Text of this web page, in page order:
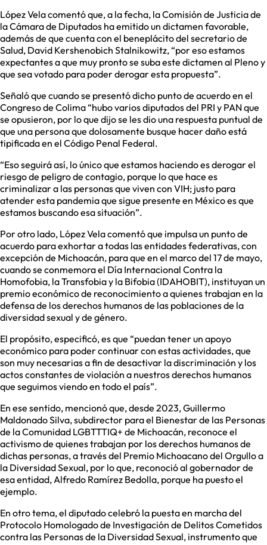
López Vela comentó que, a la fecha, la Comisión de Justicia de
la Cámara de Diputados ha emitido un dictamen favorable,
además de que cuenta con el beneplácito del secretario de
Salud, David Kershenobich Stalnikowitz, “por eso estamos
expectantes a que muy pronto se suba este dictamen al Pleno y
que sea votado para poder derogar esta propuesta”.
Señaló que cuando se presentó dicho punto de acuerdo en el
Congreso de Colima “hubo varios diputados del PRI y PAN que
se opusieron, por lo que dijo se les dio una respuesta puntual de
que una persona que dolosamente busque hacer daño está
tipificada en el Código Penal Federal.
“Eso seguirá así, lo único que estamos haciendo es derogar el
riesgo de peligro de contagio, porque lo que hace es
criminalizar a las personas que viven con VIH; justo para
atender esta pandemia que sigue presente en México es que
estamos buscando esa situación”.
Por otro lado, López Vela comentó que impulsa un punto de
acuerdo para exhortar a todas las entidades federativas, con
excepción de Michoacán, para que en el marco del 17 de mayo,
cuando se conmemora el Día Internacional Contra la
Homofobia, la Transfobia y la Bifobia (IDAHOBIT), instituyan un
premio económico de reconocimiento a quienes trabajan en la
defensa de los derechos humanos de las poblaciones de la
diversidad sexual y de género.
El propósito, especificó, es que “puedan tener un apoyo
económico para poder continuar con estas actividades, que
son muy necesarias a fin de desactivar la discriminación y los
actos constantes de violación a nuestros derechos humanos
que seguimos viendo en todo el país”.
En ese sentido, mencionó que, desde 2023, Guillermo
Maldonado Silva, subdirector para el Bienestar de las Personas
de la Comunidad LGBTTTIQ+ de Michoacán, reconoce el
activismo de quienes trabajan por los derechos humanos de
dichas personas, a través del Premio Michoacano del Orgullo a
la Diversidad Sexual, por lo que, reconoció al gobernador de
esa entidad, Alfredo Ramírez Bedolla, porque ha puesto el
ejemplo.
En otro tema, el diputado celebró la puesta en marcha del
Protocolo Homologado de Investigación de Delitos Cometidos
contra las Personas de la Diversidad Sexual, instrumento que